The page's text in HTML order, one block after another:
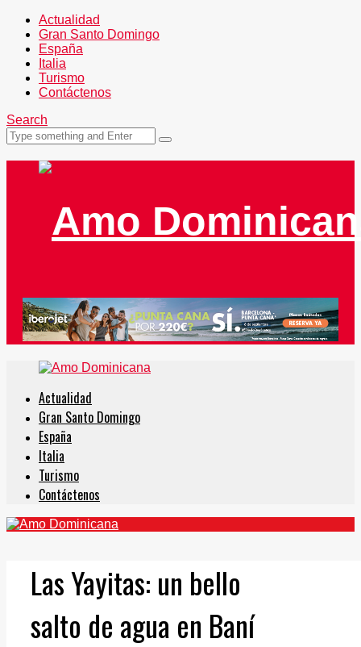
Actualidad
Gran Santo Domingo
España
Italia
Turismo
Contáctenos
Search
Actualidad
Gran Santo Domingo
España
Italia
Turismo
Contáctenos
Las Yayitas: un bello
salto de agua en Baní